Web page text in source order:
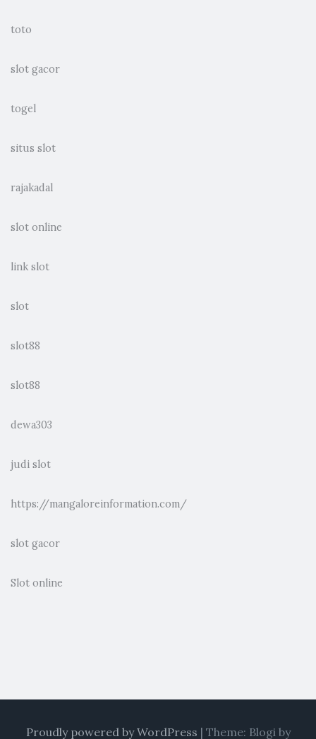
toto
slot gacor
togel
situs slot
rajakadal
slot online
link slot
slot
slot88
slot88
dewa303
judi slot
https://mangaloreinformation.com/
slot gacor
Slot online
Proudly powered by WordPress | Theme: Blogi by